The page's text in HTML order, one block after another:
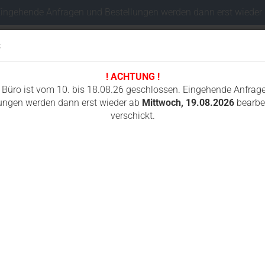
! ACHTUNG !
Büro ist vom 10. bis 18.08.26 geschlossen. Eingehende
werden dann erst wieder ab Mittwoch, 19.08.2026
verschickt.
Sprache auswählen
Anfragen und Bestellungen werden dann erst wieder